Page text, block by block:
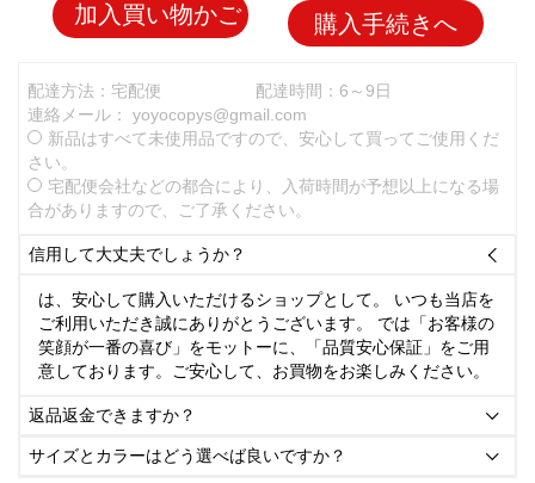
加入買い物かご 購入手続きへ
配達方法：宅配便
配達時間：6～9日
連絡メール： yoyocopys@gmail.com
新品はすべて未使用品ですので、安心して買ってご使用くだ
さい。
宅配便会社などの都合により、入荷時間が予想以上になる場
合がありますので、ご了承ください。
信用して大丈夫でしょうか？ 
は、安心して購入いただけるショップとして。 いつも当店を
ご利用いただき誠にありがとうございます。 では「お客様の
笑顔が一番の喜び」をモットーに、「品質安心保証」をご用
意しております。ご安心して、お買物をお楽しみください。
返品返金できますか？ 
サイズとカラーはどう選べば良いですか？ 